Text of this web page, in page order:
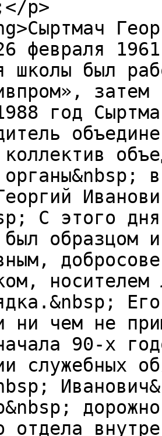
p>
февраля
школы был
год
С этого
образцом
ни чем не
90-х
служебных
отдела